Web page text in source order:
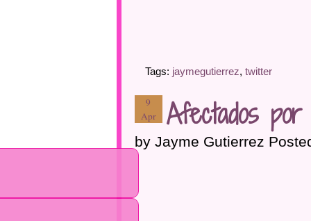
Tags: jaymegutierrez, twitter
9
Apr
Afectados
by Jayme Gutierrez